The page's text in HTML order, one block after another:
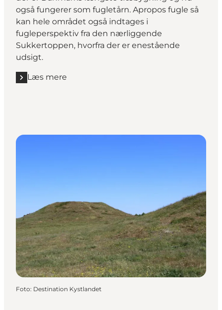
også fungerer som fugletårn. Apropos fugle så
kan hele området også indtages i
fugleperspektiv fra den nærliggende
Sukkertoppen, hvorfra der er enestående
udsigt.
Læs mere
Læs mere "Klostermølle - fra kloster til papirmølle"
Foto: Destination Kystlandet